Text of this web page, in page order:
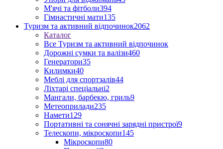
М'ячі та фітболи394
Гімнастичні мати135
Туризм та активний відпочинок2062
Каталог
Все Туризм та активний відпочинок
Дорожні сумки та валізи460
Генератори35
Килимки40
Меблі для спортзалів44
Ліхтарі спеціальні2
Мангали, барбекю, гриль9
Метеоприлади235
Намети129
Портативні та сонячні зарядні пристрої9
Телескопи, мікроскопи145
Мікроскопи80